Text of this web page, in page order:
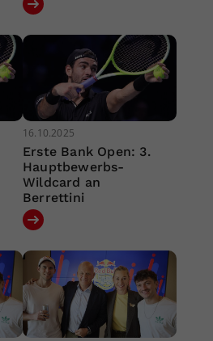
16.10.2025
Erste Bank Open: 3.
Hauptbewerbs-
Wildcard an
Berrettini